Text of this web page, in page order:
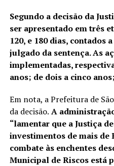
Segundo a decisão da
ser apresentado em três
120, e 180 dias, contados
julgado da sentença. As
implementadas,
anos; de dois a cinco
Em nota, a Prefeitura de
da decisão. A
“lamentar que a Justiça
investimentos de mais de
combate às enchentes
Municipal de Riscos está